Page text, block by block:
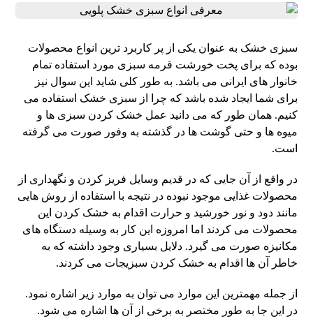
سبزی خشک به عنوان یکی از پر کاربرد ترین انواع محصولات
بوده که برای پخت خورشت قرمه سبزی مورد استفاده تمام
خانوار های ایرانی می باشد. به طور کلی شاید این سوال نیز
برای شما ایجاد شده باشد که چرا از سبزی خشک استفاده می
کنیم. همان طور که می دانید عمل خشک کردن سبزی ها و
میوه ها و حتی گوشت ها در گذشته به وفور صورت می گرفته
است.
در واقع از آن جایی که در قدیم وسایل فریز کردن و نگهداری از
محصولات غذایی موجود نبوده در نتیجه با استفاده از روش هایی
مانند دود و نور خورشید و حرارت اقدام به خشک کردن این
محصولات می کردند اما امروزه این کار به وسیله دستگاه های
مکانیزه صورت می گیرد. دلایل بسیاری وجود داشته که به
خاطر آن ها اقدام به خشک کردن سبزیجات می کردند.
از جمله مهمترین این موارد می توان به موارد زیر اشاره نمود.
در این جا به طور مختصر به برخی از آن ها اشاره می شود.